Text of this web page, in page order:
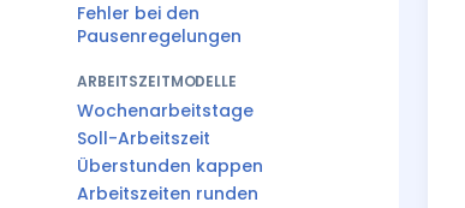
Fehler bei den
Pausenregelungen
ARBEITSZEITMODELLE
Wochenarbeitstage
Soll-Arbeitszeit
Überstunden kappen
Arbeitszeiten runden